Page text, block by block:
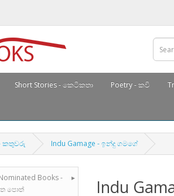
Short Stories - කෙටිකතා Poetry - කවි
කතුවරු Indu Gamage - ඉන්දු ගමගේ
Books -
පොත්
Indu